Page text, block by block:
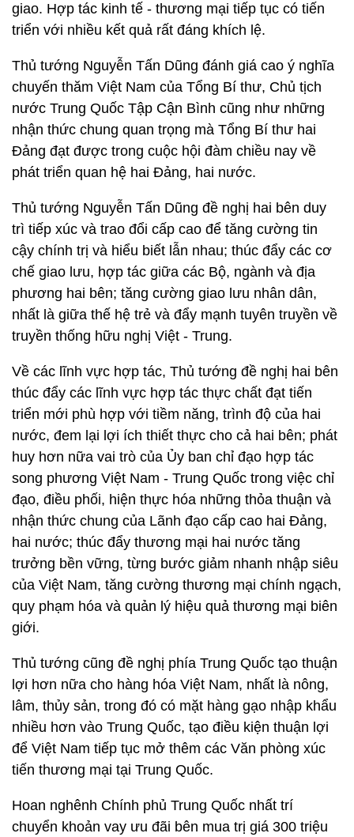
giao. Hợp tác kinh tế - thương mại tiếp tục có tiến
triển với nhiều kết quả rất đáng khích lệ.
Thủ tướng Nguyễn Tấn Dũng đánh giá cao ý nghĩa
chuyến thăm Việt Nam của Tổng Bí thư, Chủ tịch
nước Trung Quốc Tập Cận Bình cũng như những
nhận thức chung quan trọng mà Tổng Bí thư hai
Đảng đạt được trong cuộc hội đàm chiều nay về
phát triển quan hệ hai Đảng, hai nước.
Thủ tướng Nguyễn Tấn Dũng đề nghị hai bên duy
trì tiếp xúc và trao đổi cấp cao để tăng cường tin
cậy chính trị và hiểu biết lẫn nhau; thúc đẩy các cơ
chế giao lưu, hợp tác giữa các Bộ, ngành và địa
phương hai bên; tăng cường giao lưu nhân dân,
nhất là giữa thế hệ trẻ và đẩy mạnh tuyên truyền về
truyền thống hữu nghị Việt - Trung.
Về các lĩnh vực hợp tác, Thủ tướng đề nghị hai bên
thúc đẩy các lĩnh vực hợp tác thực chất đạt tiến
triển mới phù hợp với tiềm năng, trình độ của hai
nước, đem lại lợi ích thiết thực cho cả hai bên; phát
huy hơn nữa vai trò của Ủy ban chỉ đạo hợp tác
song phương Việt Nam - Trung Quốc trong việc chỉ
đạo, điều phối, hiện thực hóa những thỏa thuận và
nhận thức chung của Lãnh đạo cấp cao hai Đảng,
hai nước; thúc đẩy thương mại hai nước tăng
trưởng bền vững, từng bước giảm nhanh nhập siêu
của Việt Nam, tăng cường thương mại chính ngạch,
quy phạm hóa và quản lý hiệu quả thương mại biên
giới.
Thủ tướng cũng đề nghị phía Trung Quốc tạo thuận
lợi hơn nữa cho hàng hóa Việt Nam, nhất là nông,
lâm, thủy sản, trong đó có mặt hàng gạo nhập khẩu
nhiều hơn vào Trung Quốc, tạo điều kiện thuận lợi
để Việt Nam tiếp tục mở thêm các Văn phòng xúc
tiến thương mại tại Trung Quốc.
Hoan nghênh Chính phủ Trung Quốc nhất trí
chuyển khoản vay ưu đãi bên mua trị giá 300 triệu